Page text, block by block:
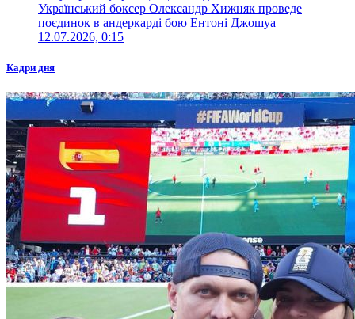
Український боксер Олександр Хижняк проведе
поєдинок в андеркарді бою Ентоні Джошуа
12.07.2026, 0:15
Кадри дня